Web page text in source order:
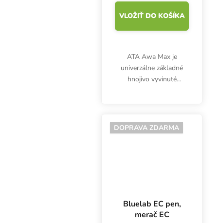
VLOŽIŤ DO KOŠÍKA
ATA Awa Max je
univerzálne základné
hnojivo vyvinuté
základné živiny NPK. Tie
sú dokonale dávkované
DOPRAVA ZDARMA
Bluelab EC pen,
merač EC